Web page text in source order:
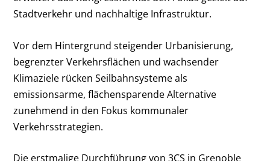
Stadtverkehr und nachhaltige Infrastruktur.
Vor dem Hintergrund steigender Urbanisierung,
begrenzter Verkehrsflächen und wachsender
Klimaziele rücken Seilbahnsysteme als
emissionsarme, flächensparende Alternative
zunehmend in den Fokus kommunaler
Verkehrsstrategien.
Die erstmalige Durchführung von 3CS in Grenoble